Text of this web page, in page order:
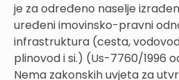
je za određeno naselje
uređeni imovinsko-pravni
infrastruktura (cesta,
plinovod i si.) (Us-7760/1996
Nema zakonskih uvjeta za